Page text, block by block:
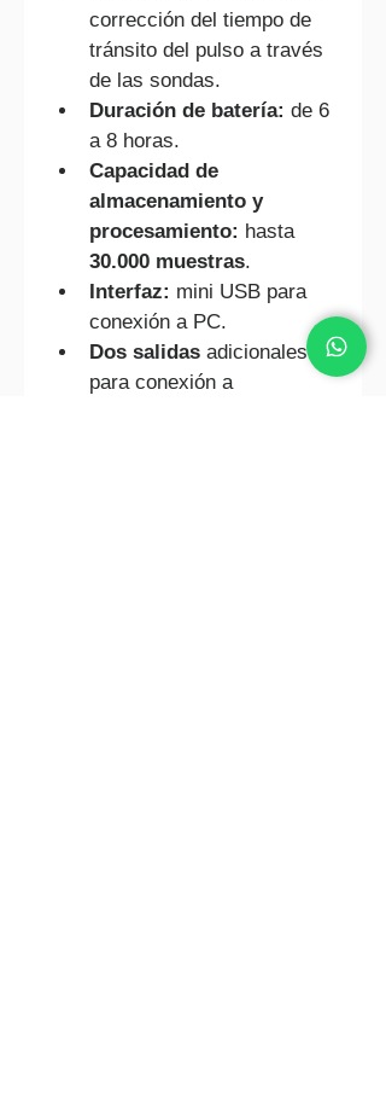
corrección del tiempo de
tránsito del pulso a través
de las sondas.
Duración de batería: de 6
a 8 horas.
Capacidad de
almacenamiento y
procesamiento: hasta
30.000 muestras.
Interfaz: mini USB para
conexión a PC.
Dos salidas adicionales
para conexión a